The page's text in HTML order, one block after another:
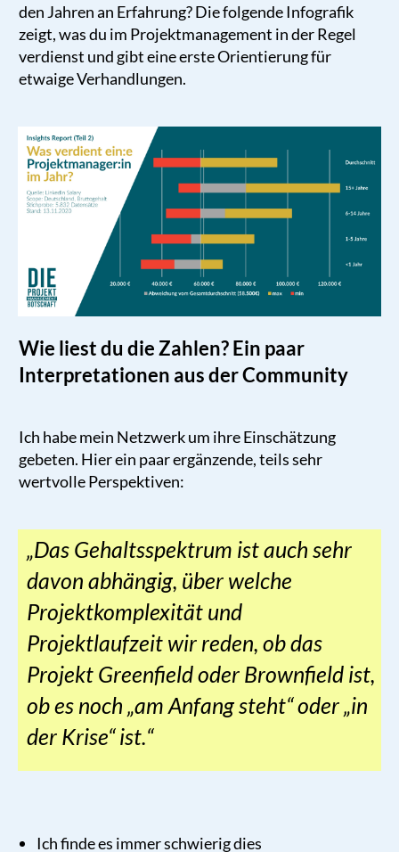
den Jahren an Erfahrung? Die folgende Infografik
zeigt, was du im Projektmanagement in der Regel
verdienst und gibt eine erste Orientierung für
etwaige Verhandlungen.
Wie liest du die Zahlen? Ein paar
Interpretationen aus der Community
Ich habe mein Netzwerk um ihre Einschätzung
gebeten. Hier ein paar ergänzende, teils sehr
wertvolle Perspektiven:
„Das Gehaltsspektrum ist auch sehr
davon abhängig, über welche
Projektkomplexität und
Projektlaufzeit wir reden, ob das
Projekt Greenfield oder Brownfield ist,
ob es noch „am Anfang steht“ oder „in
der Krise“ ist.“
Ich finde es immer schwierig dies